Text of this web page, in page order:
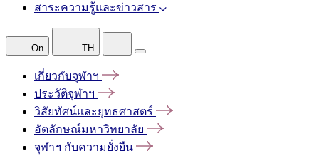
สาระความรู้และข่าวสาร
On TH
เกี่ยวกับจุฬาฯ
ประวัติจุฬาฯ
วิสัยทัศน์และยุทธศาสตร์
อัตลักษณ์มหาวิทยาลัย
จุฬาฯ กับความยั่งยืน